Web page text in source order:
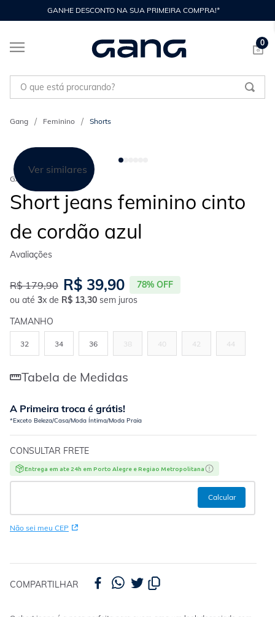
GANHE DESCONTO NA SUA PRIMEIRA COMPRA!*
0
O que está procurando?
Feminino Shorts
Ver similares
GANG
Short jeans feminino cinto
de cordão azul
R$ 179,90 R$ 39,90 78% OFF
ou até 3x de R$ 13,30 sem juros
TAMANHO
32 34 36 38 40 42 44
Tabela de Medidas
A Primeira troca é grátis!
*Exceto Beleza/Casa/Moda Íntima/Moda Praia
CONSULTAR FRETE
Entrega em ate 24h em Porto Alegre e Regiao Metropolitana
Não sei meu CEP
COMPARTILHAR